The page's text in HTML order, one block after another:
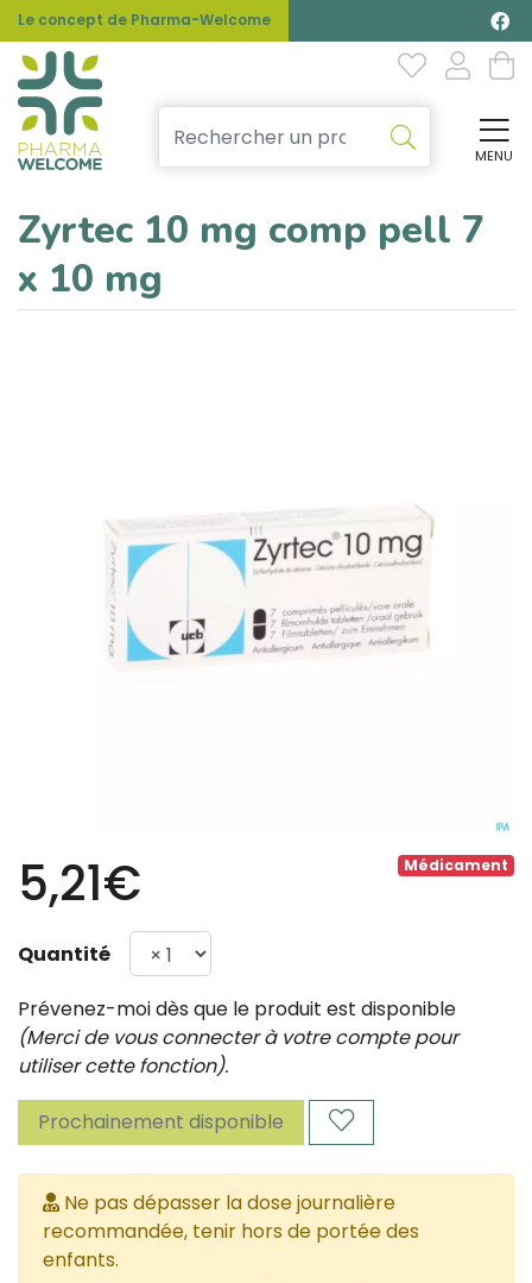
Le concept de Pharma-Welcome
MENU
Zyrtec 10 mg comp pell 7
x 10 mg
Médicament
5,21€
Quantité
Prévenez-moi dès que le produit est disponible
(Merci de vous connecter à votre compte pour
utiliser cette fonction).
Prochainement disponible
Ne pas dépasser la dose journalière
recommandée, tenir hors de portée des
enfants.